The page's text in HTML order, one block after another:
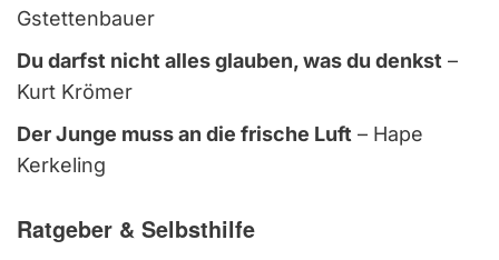
Gstettenbauer
Du darfst nicht alles glauben, was du denkst –
Kurt Krömer
Der Junge muss an die frische Luft – Hape
Kerkeling
Ratgeber & Selbsthilfe